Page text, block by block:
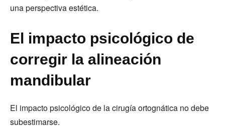
una perspectiva estética.
El impacto psicológico de
corregir la alineación
mandibular
El impacto psicológico de la cirugía ortognática no debe
subestimarse.